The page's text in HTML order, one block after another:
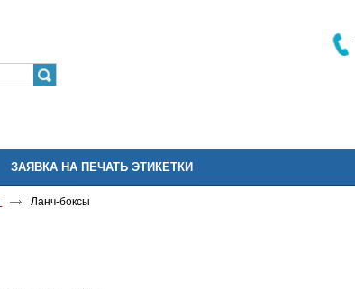
ЗАЯВКА НА ПЕЧАТЬ ЭТИКЕТКИ
Ланч-боксы